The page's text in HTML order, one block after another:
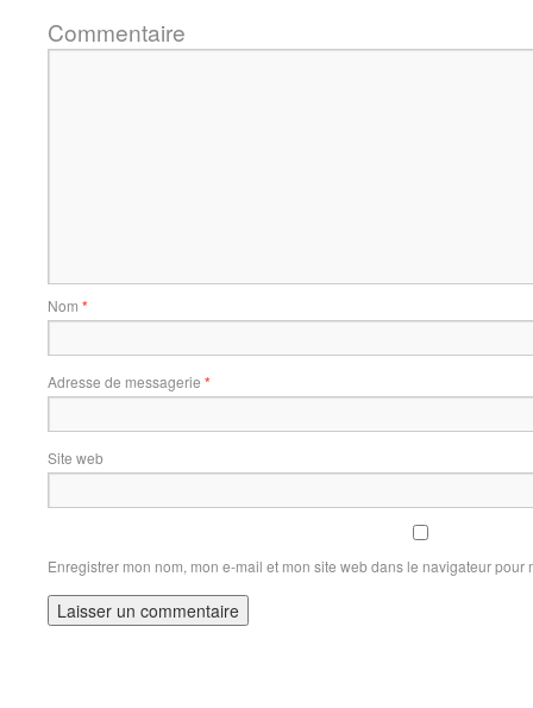
Commentaire
Nom *
Adresse de messagerie *
Site web
Enregistrer mon nom, mon e-mail et mon site web dans le navigateur pour